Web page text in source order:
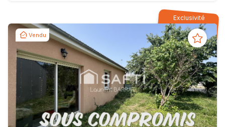
Exclusivité
Vendu